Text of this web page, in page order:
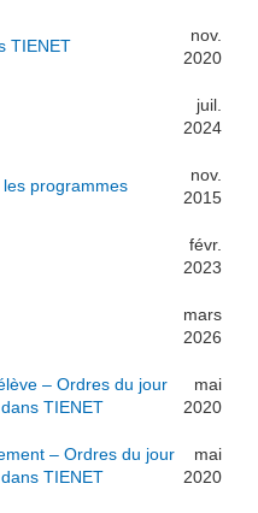
TIENET
nov.
2020
juil.
2024
programmes
nov.
2015
févr.
2023
mars
2026
– Ordres du jour
TIENET
mai
2020
– Ordres du jour
TIENET
mai
2020